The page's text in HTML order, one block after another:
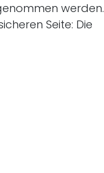
werden.
Seite: Die